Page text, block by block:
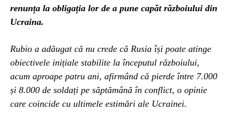
renunța la obligația lor de a pune capăt războiului din
Ucraina.
Rubio a adăugat că nu crede că Rusia își poate atinge
obiectivele inițiale stabilite la începutul războiului,
acum aproape patru ani, afirmând că pierde între 7.000
și 8.000 de soldați pe săptămână în conflict, o opinie
care coincide cu ultimele estimări ale Ucrainei.